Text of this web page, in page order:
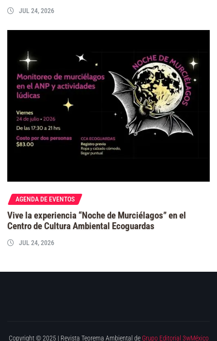
JUL 24, 2026
AGENDA DE EVENTOS
Vive la experiencia “Noche de Murciélagos” en el
Centro de Cultura Ambiental Ecoguardas
JUL 24, 2026
Copyright © 2025 | Revista Teorema Ambiental de Grupo Editorial 3wMéxico